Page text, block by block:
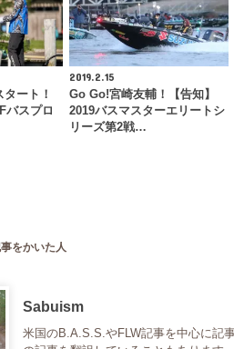
ート！
バスプロ
2019.2.15
Go Go!宮崎友輔！【告知】
2019バスマスターエリートシ
リーズ第2戦…
をかいた人
Sabuism
米国のB.A.S.S.やFLW記事を中心に記